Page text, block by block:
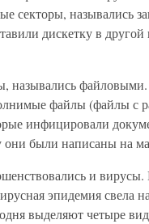
секторы, назывались
дискетку в
назывались
файлы (файлы с
инфицировали
они были написаны на
и
эпидемия свела
выделяют четыре